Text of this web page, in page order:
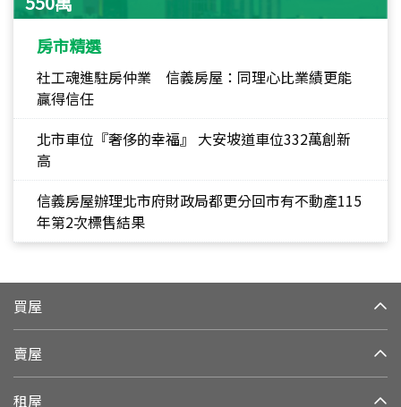
房市精選
社工魂進駐房仲業 信義房屋：同理心比業績更能
贏得信任
北市車位『奢侈的幸福』 大安坡道車位332萬創新
高
信義房屋辦理北市府財政局都更分回市有不動產115
年第2次標售結果
買屋
賣屋
租屋